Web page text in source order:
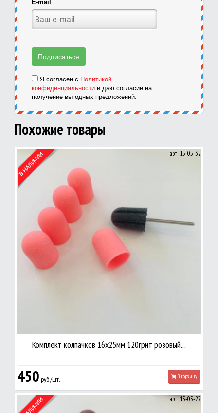
E-mail
Я согласен с Политикой
конфиденциальности и даю согласие на
получение выгодных предложений.
Похожие товары
арт: 15-05-32
Комплект колпачков 16х25мм 120грит розовый…
450 руб./шт. В корзину
арт: 15-05-27